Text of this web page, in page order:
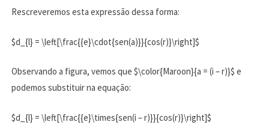
Rescreveremos esta expressão dessa forma:
$d_{l} = \left[\frac{{e}\cdot{sen(a)}}{cos(r)}\right]$
Observando a figura, vemos que $\color{Maroon}{a = (i – r)}$ e
podemos substituir na equação:
$d_{l} = \left[\frac{{e}\times{sen(i – r)}}{cos(r)}\right]$